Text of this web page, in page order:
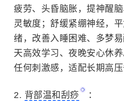
疲劳、头昏脑胀，提神醒
灵敏度；舒缓紧绷神经，
绪，改善入睡困难、多梦
天高效学习、夜晚安心休
任何刺激感，适配长期高压
2. 背部温和刮痧 ：